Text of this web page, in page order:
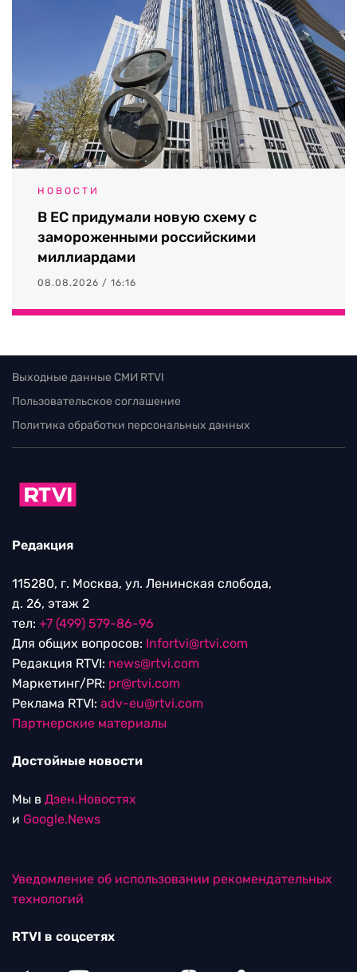
НОВОСТИ
В ЕС придумали новую схему с
замороженными российскими
миллиардами
08.08.2026 / 16:16
Выходные данные СМИ RTVI
Пользовательское соглашение
Политика обработки персональных данных
Редакция
115280, г. Москва, ул. Ленинская слобода,
д. 26, этаж 2
тел: +7 (499) 579-86-96
Для общих вопросов: Infortvi@rtvi.com
Редакция RTVI: news@rtvi.com
Маркетинг/PR: pr@rtvi.com
Реклама RTVI: adv-eu@rtvi.com
Партнерские материалы
Достойные новости
Мы в Дзен.Новостях
и Google.News
Уведомление об использовании рекомендательных
технологий
RTVI в соцсетях